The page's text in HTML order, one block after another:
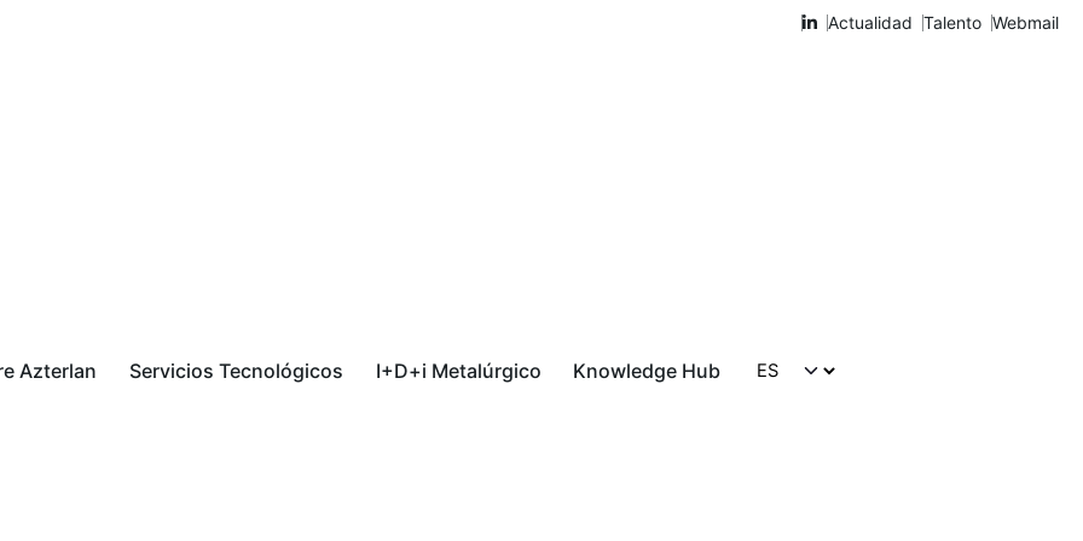
Actualidad Talento Webmail
Azterlan Servicios Tecnológicos I+D+i Metalúrgico Knowledge Hub